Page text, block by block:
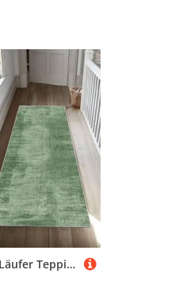
Poaegle Abstrakt Läufer Teppich Flur Grün Lang rutschfest Waschbar Vintage Kücheläufer Teppich Läufer 50x350cm Dauerhaft Läuferteppich Flurläufer Korridor Meterware